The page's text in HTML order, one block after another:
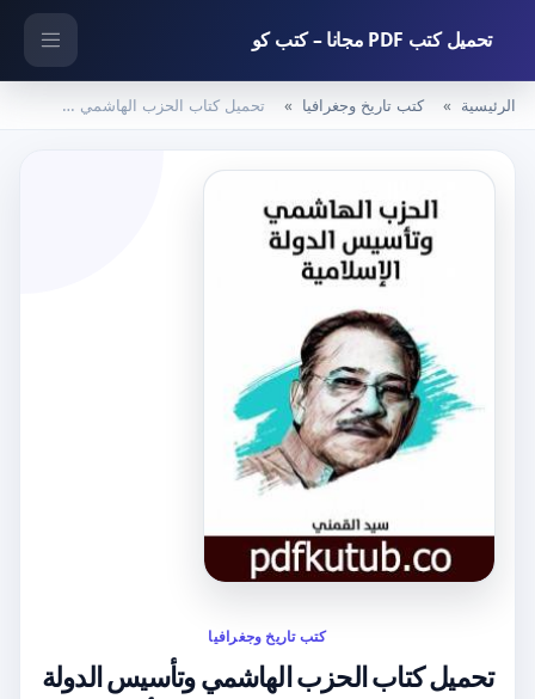
تحميل كتب PDF مجانا – كتب كو
الرئيسية كتب تاريخ وجغرافيا تحميل كتاب الحزب الهاشمي وتأسيس الدولة الإسلامية – نسخة هنداوي PDF تأليف سيد القمني مجانا [كامل]
كتب تاريخ وجغرافيا
تحميل كتاب الحزب الهاشمي وتأسيس الدولة